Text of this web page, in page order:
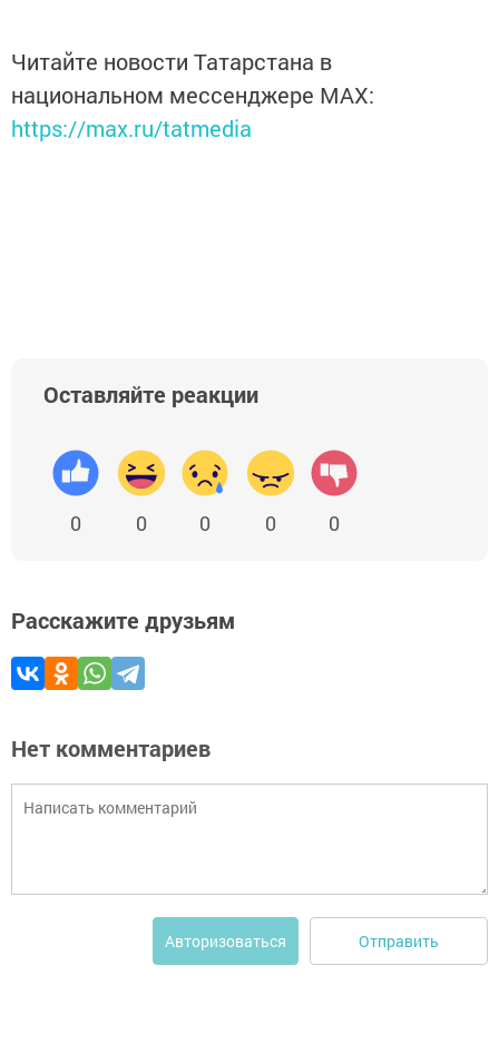
Читайте новости Татарстана в
национальном мессенджере MАХ:
https://max.ru/tatmedia
Оставляйте реакции
0 0 0 0 0
Расскажите друзьям
Нет комментариев
Авторизоваться Отправить